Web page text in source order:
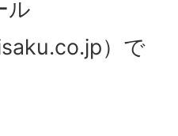
ル
）で